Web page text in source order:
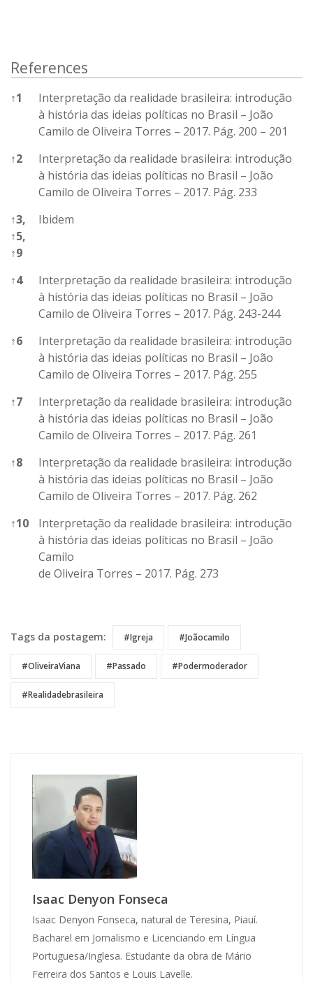
References
↑1
Interpretação da realidade brasileira: introdução
à história das ideias políticas no Brasil – João
Camilo de Oliveira Torres – 2017. Pág. 200 – 201
↑2
Interpretação da realidade brasileira: introdução
à história das ideias políticas no Brasil – João
Camilo de Oliveira Torres – 2017. Pág. 233
↑3,
↑5,
↑9
Ibidem
↑4
Interpretação da realidade brasileira: introdução
à história das ideias políticas no Brasil – João
Camilo de Oliveira Torres – 2017. Pág. 243-244
↑6
Interpretação da realidade brasileira: introdução
à história das ideias políticas no Brasil – João
Camilo de Oliveira Torres – 2017. Pág. 255
↑7
Interpretação da realidade brasileira: introdução
à história das ideias políticas no Brasil – João
Camilo de Oliveira Torres – 2017. Pág. 261
↑8
Interpretação da realidade brasileira: introdução
à história das ideias políticas no Brasil – João
Camilo de Oliveira Torres – 2017. Pág. 262
↑10
Interpretação da realidade brasileira: introdução
à história das ideias políticas no Brasil – João
Camilo
de Oliveira Torres – 2017. Pág. 273
Tags da postagem: #Igreja #Joãocamilo
#OliveiraViana #passado #Podermoderador
#realidadebrasileira
Isaac Denyon Fonseca
Isaac Denyon Fonseca, natural de Teresina, Piauí.
Bacharel em Jornalismo e Licenciando em Língua
Portuguesa/Inglesa. Estudante da obra de Mário
Ferreira dos Santos e Louis Lavelle.